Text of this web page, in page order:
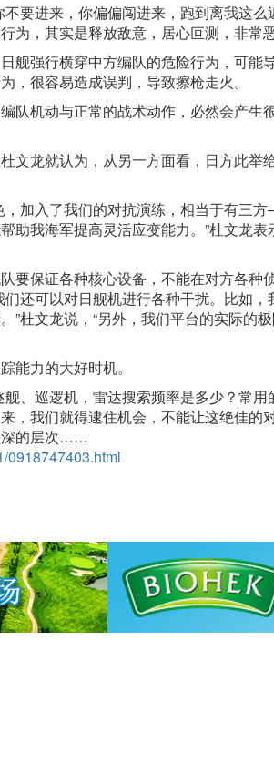
要进来，你偏偏闯进来，跑到离我这
为，其实是释放敌意，居心叵测，非常
舰强行横穿中方编队的危险行为，可能
，很容易造成误判，导致擦枪走火。
队机动与正常的战术动作，必然会产生
文龙就认为，从另一方面看，日方此举
加入了我们的对抗演练，相当于有三
助我海军提高灵活应变能力。”杜文龙
要保证各种核心设备，不能在对方各种
还可以对日舰机进行各种干扰。比如
”杜文龙说，“另外，我们平台的实际的
能力的大好时机。
、巡逻机，雷达搜索频率是多少？常
，我们就得逮住机会，不能让这绝佳的
深的层次……
0918747403.html